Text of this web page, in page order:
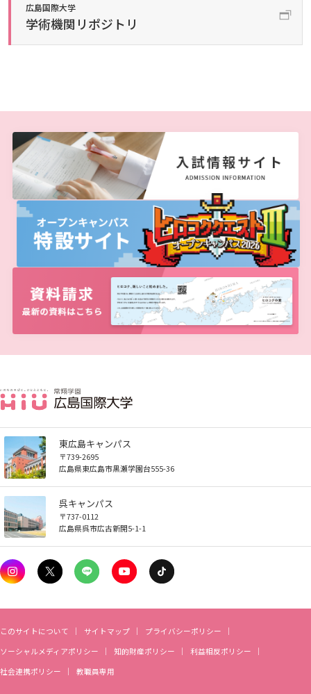
ビジュランクラウド
電子ジャーナルをさがす
看護師・保健師国家試験対策
活動とイベント
利用講習会
学生図書委員の活動
よくある質問
お知らせ
自然災害時等の図書館の閉館について
広島国際大学
学術機関リポジトリ
東広島キャンパス
〒739-2695
広島県東広島市黒瀬学園台555-36
呉キャンパス
〒737-0112
広島県呉市広古新開5-1-1
このサイトについて サイトマップ
プライバシーポリシー
ソーシャルメディアポリシー
知的財産ポリシー
利益相反ポリシー
社会連携ポリシー
教職員専用